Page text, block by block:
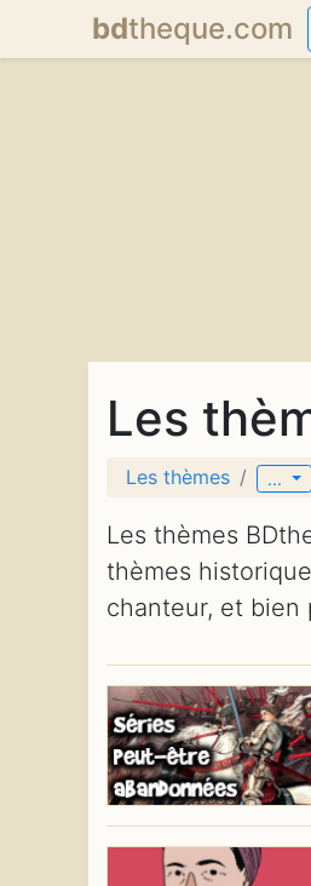
bdtheque.com
Les
Les thèmes ...
Les thèmes
thèmes
chanteur, et bien